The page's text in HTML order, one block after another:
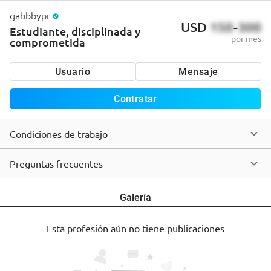
gabbbypr
Estudiante, disciplinada y
comprometida
USD 150-300
por mes
Usuario Mensaje
Contratar
Condiciones de trabajo
Preguntas frecuentes
Galería
Esta profesión aún no tiene publicaciones